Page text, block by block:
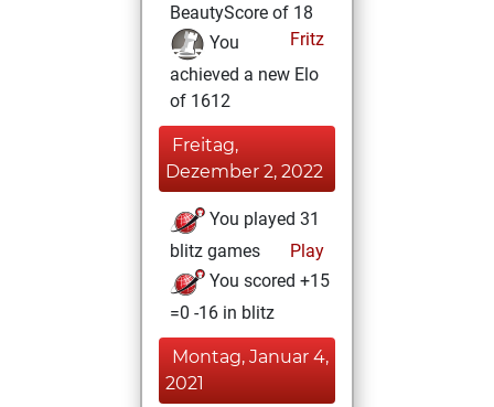
BeautyScore of 18
Fritz
You
achieved a new Elo
of 1612
Freitag,
Dezember 2, 2022
You played 31
blitz games
Play
You scored +15
=0 -16 in blitz
Montag, Januar 4,
2021